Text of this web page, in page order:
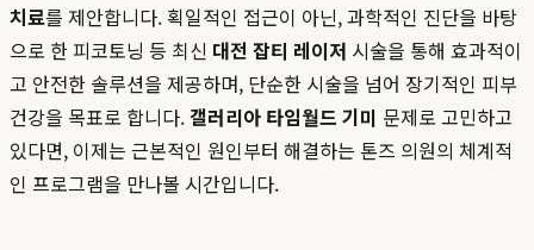
치료를 제안합니다. 획일적인 접근이 아닌, 과학적인 진단을 바탕
으로 한 피코토닝 등 최신 대전 잡티 레이저 시술을 통해 효과적이
고 안전한 솔루션을 제공하며, 단순한 시술을 넘어 장기적인 피부
건강을 목표로 합니다.갤러리아 타임월드 기미 문제로 고민하고
있다면, 이제는 근본적인 원인부터 해결하는 톤즈 의원의 체계적
인 프로그램을 만나볼 시간입니다.